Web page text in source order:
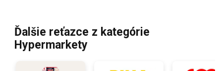
Ďalšie reťazce z kategórie
Hypermarkety